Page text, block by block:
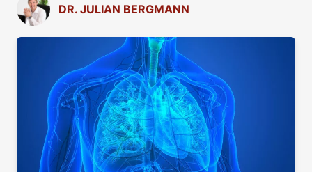
DR. JULIAN BERGMANN